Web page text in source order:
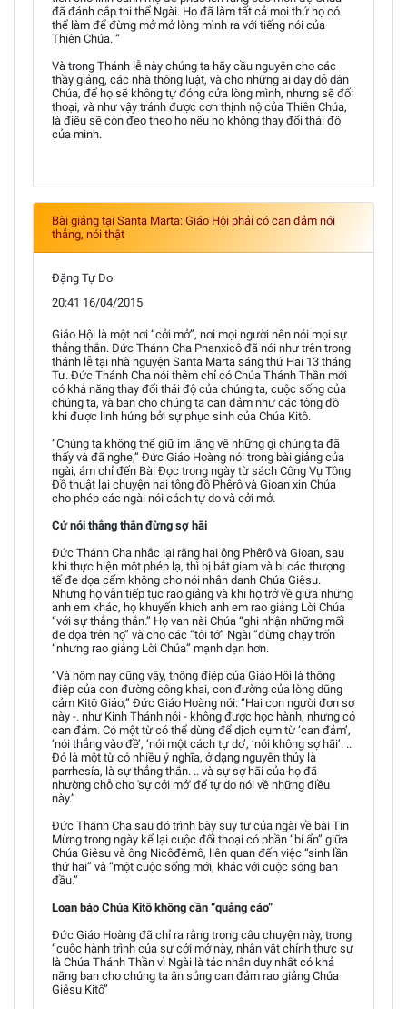
đã đánh cắp thi thể Ngài. Họ đã làm tất cả mọi thứ họ có
thể làm để đừng mở mở lòng mình ra với tiếng nói của
Thiên Chúa. “
Và trong Thánh lễ này chúng ta hãy cầu nguyện cho các
thầy giảng, các nhà thông luật, và cho những ai dạy dỗ dân
Chúa, để họ sẽ không tự đóng cửa lòng mình, nhưng sẽ đối
thoại, và như vậy tránh được cơn thịnh nộ của Thiên Chúa,
là điều sẽ còn đeo theo họ nếu họ không thay đổi thái độ
của mình.
Bài giảng tại Santa Marta: Giáo Hội phải có can đảm nói
thẳng, nói thật
Đặng Tự Do
20:41 16/04/2015
Giáo Hội là một nơi “cởi mở”, nơi mọi người nên nói mọi sự
thẳng thắn. Đức Thánh Cha Phanxicô đã nói như trên trong
thánh lễ tại nhà nguyện Santa Marta sáng thứ Hai 13 tháng
Tư. Đức Thánh Cha nói thêm chỉ có Chúa Thánh Thần mới
có khả năng thay đổi thái độ của chúng ta, cuộc sống của
chúng ta, và ban cho chúng ta can đảm như các tông đồ
khi được linh hứng bởi sự phục sinh của Chúa Kitô.
“Chúng ta không thể giữ im lặng về những gì chúng ta đã
thấy và đã nghe,” Đức Giáo Hoàng nói trong bài giảng của
ngài, ám chỉ đến Bài Đọc trong ngày từ sách Công Vụ Tông
Đồ thuật lại chuyện hai tông đồ Phêrô và Gioan xin Chúa
cho phép các ngài nói cách tự do và cởi mở.
Cứ nói thẳng thắn đừng sợ hãi
Đức Thánh Cha nhắc lại rằng hai ông Phêrô và Gioan, sau
khi thực hiện một phép lạ, thì bị bắt giam và bị các thượng
tế đe dọa cấm không cho nói nhân danh Chúa Giêsu.
Nhưng họ vẫn tiếp tục rao giảng và khi họ trở về giữa những
anh em khác, họ khuyến khích anh em rao giảng Lời Chúa
“với sự thẳng thắn.” Họ van nài Chúa “ghi nhận những mối
đe dọa trên họ” và cho các “tôi tớ” Ngài “đừng chạy trốn
“nhưng rao giảng Lời Chúa” mạnh dạn hơn.
“Và hôm nay cũng vậy, thông điệp của Giáo Hội là thông
điệp của con đường công khai, con đường của lòng dũng
cảm Kitô Giáo,” Đức Giáo Hoàng nói: “Hai con người đơn sơ
này -. như Kinh Thánh nói - không được học hành, nhưng có
can đảm. Có một từ có thể dùng để dịch cụm từ ‘can đảm’,
‘nói thẳng vào đề’, ‘nói một cách tự do’, ‘nói không sợ hãi’. ..
Đó là một từ có nhiều ý nghĩa, ở dạng nguyên thủy là
parrhesía, là sự thẳng thắn. .. và sự sợ hãi của họ đã
nhường chỗ cho 'sự cởi mở' để tự do nói về những điều
này.”
Đức Thánh Cha sau đó trình bày suy tư của ngài về bài Tin
Mừng trong ngày kể lại cuộc đối thoại có phần “bí ẩn” giữa
Chúa Giêsu và ông Nicôđêmô, liên quan đến việc “sinh lần
thứ hai” và “một cuộc sống mới, khác với cuộc sống ban
đầu.”
Loan báo Chúa Kitô không cần “quảng cáo”
Đức Giáo Hoàng đã chỉ ra rằng trong câu chuyện này, trong
“cuộc hành trình của sự cởi mở này, nhân vật chính thực sự
là Chúa Thánh Thần vì Ngài là tác nhân duy nhất có khả
năng ban cho chúng ta ân sủng can đảm rao giảng Chúa
Giêsu Kitô”